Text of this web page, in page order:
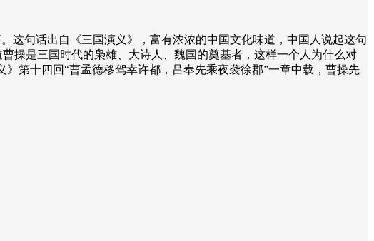
这句话出自《三国演义》，富有浓浓的中国文化味道，中国人说起这句
操是三国时代的枭雄、大诗人、魏国的奠基者，这样一个人为什么对
第十四回“曹孟德移驾幸许都，吕奉先乘夜袭徐郡”一章中载，曹操先